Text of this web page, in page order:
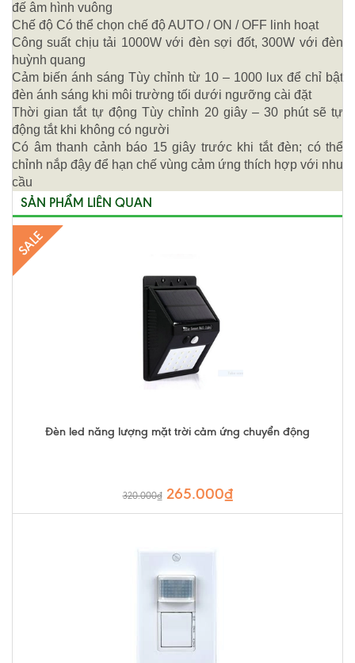
đế âm hình vuông
Chế độ Có thể chọn chế độ AUTO / ON / OFF linh hoạt
Công suất chịu tải 1000W với đèn sợi đốt, 300W với đèn
huỳnh quang
Cảm biến ánh sáng Tùy chỉnh từ 10 – 1000 lux để chỉ bật
đèn ánh sáng khi môi trường tối dưới ngưỡng cài đặt
Thời gian tắt tự động Tùy chỉnh 20 giây – 30 phút sẽ tự
động tắt khi không có người
Có âm thanh cảnh báo 15 giây trước khi tắt đèn; có thể
chỉnh nắp đậy để hạn chế vùng cảm ứng thích hợp với nhu
cầu
SẢN PHẨM LIÊN QUAN
SALE
Đèn led năng lượng mặt trời cảm ứng chuyển động
320.000₫ 265.000₫